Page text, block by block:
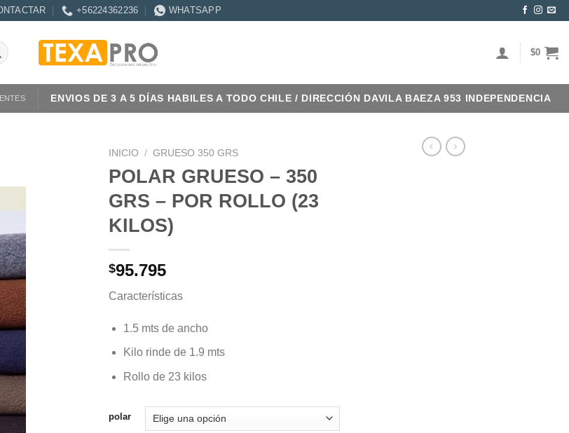
+56224362236 WHATSAPP
$0
ENVIOS DE 3 A 5 DÍAS HABILES A TODO CHILE / DIRECCIÓN DAVILA BAEZA 953 INDEPENDENCIA
INICIO / GRUESO 350 GRS
POLAR GRUESO – 350
GRS – POR ROLLO (23
KILOS)
$95.795
Características
1.5 mts de ancho
Kilo rinde de 1.9 mts
Rollo de 23 kilos
polar